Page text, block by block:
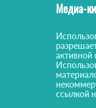
Медиа-
активной
ссылкой